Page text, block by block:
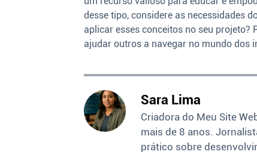
desse tipo, considere as necessidades
aplicar esses conceitos no seu projeto?
ajudar outros a navegar no mundo dos
Sara Lima
Criadora do Meu Site
mais de 8 anos.
prático sobre